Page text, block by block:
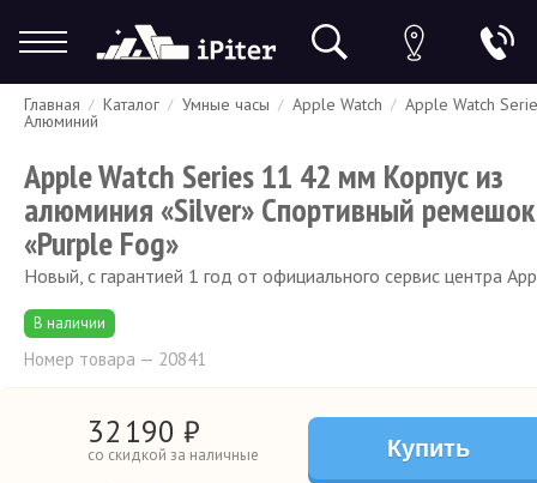
Гарантия Доставка и оплата Спецпредложения Скидки
Главная Каталог Умные часы Apple Watch Apple Watch
Алюминий
Apple Watch Series 11 42 мм Корпус из
алюминия «Silver» Спортивный
«Purple Fog»
Новый, с гарантией 1 год от официального сервис центра
В наличии
Номер товара — 20841
32 190 ₽
со скидкой за наличные Купить